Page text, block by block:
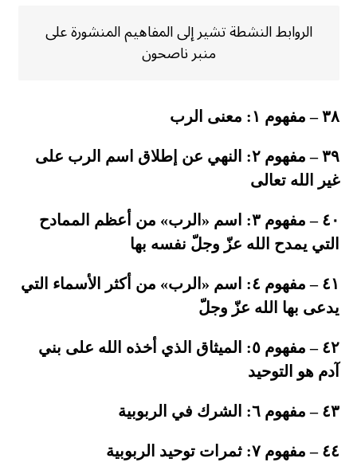
الروابط النشطة تشير إلى المفاهيم المنشورة على
منبر ناصحون
٣٨ – مفهوم ١: معنى الرب
٣٩ – مفهوم ٢: النهي عن إطلاق اسم الرب على
غير الله تعالى
٤٠ – مفهوم ٣: اسم «الرب» من أعظم الممادح
التي يمدح الله عزّ وجلّ نفسه بها
٤١ – مفهوم ٤: اسم «الرب» من أكثر الأسماء التي
يدعى بها الله عزّ وجلّ
٤٢ – مفهوم ٥: الميثاق الذي أخذه الله على بني
آدم هو التوحيد
٤٣ – مفهوم ٦: الشرك في الربوبية
٤٤ – مفهوم ٧: ثمرات توحيد الربوبية